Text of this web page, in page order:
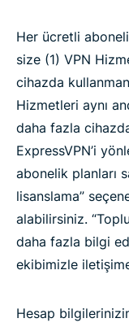
Her ücretli
size (1) VPN
cihazda
Hizmetleri aynı
daha fazla
ExpressVPN’i
abonelik planları
lisanslama”
alabilirsiniz.
daha fazla bilgi
ekibimizle
Hesap